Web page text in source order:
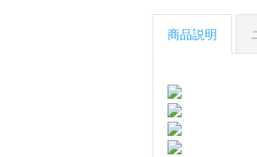
商品説明